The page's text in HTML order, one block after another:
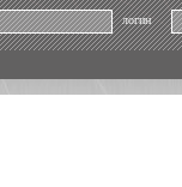
логин